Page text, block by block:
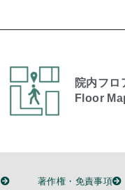
院内フロ
Floor
著作権・免責事項